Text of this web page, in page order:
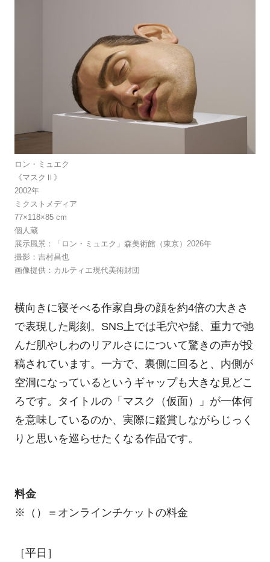
ロン・ミュエク
《マスクⅡ》
2002年
ミクストメディア
77×118×85 cm
個人蔵
展示風景：「ロン・ミュエク」森美術館（東京）2026年
撮影：吉村昌也
画像提供：カルティエ現代美術財団
横向きに寝そべる作家自身の顔を約4倍の大きさ
で表現した彫刻。SNS上では毛穴や髭、重力で弛
んだ肌やしわのリアルさにについて驚きの声が投
稿されています。一方で、裏側に回ると、内側が
空洞になっているというギャップも大きな見どこ
ろです。タイトルの「マスク（仮面）」が一体何
を意味しているのか、実際に鑑賞しながらじっく
りと思いを巡らせたくなる作品です。
料金
※（）＝オンラインチケットの料金
［平日］